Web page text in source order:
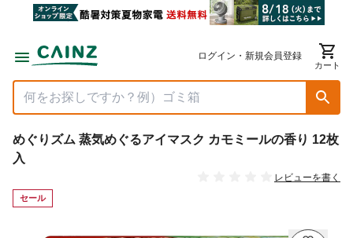
ログイン・新規会員登録
カート
めぐりズム 蒸気めぐるアイマスク カモミールの香り 12枚
入
レビューを書く
セール